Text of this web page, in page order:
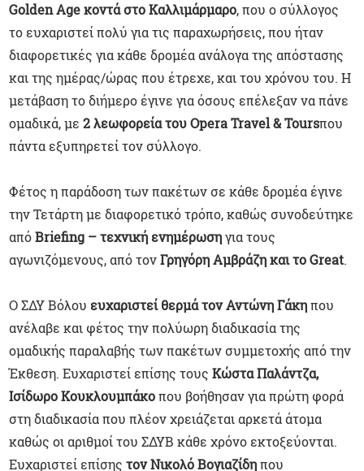
Golden Age κοντά στο Καλλιμάρμαρο, που ο σύλλογος
το ευχαριστεί πολύ για τις παραχωρήσεις, που ήταν
διαφορετικές για κάθε δρομέα ανάλογα της απόστασης
και της ημέρας/ώρας που έτρεχε, και του χρόνου του. Η
μετάβαση το διήμερο έγινε για όσους επέλεξαν να πάνε
ομαδικά, με 2 λεωφορεία του Opera Travel & Toursπου
πάντα εξυπηρετεί τον σύλλογο.
Φέτος η παράδοση των πακέτων σε κάθε δρομέα έγινε
την Τετάρτη με διαφορετικό τρόπο, καθώς συνοδεύτηκε
απόBriefing – τεχνική ενημέρωσηγια τους
αγωνιζόμενους, από τονΓρηγόρη Αμβράζη και το Great.
Ο ΣΔΥ Βόλουευχαριστεί θερμά τον Αντώνη Γάκηπου
ανέλαβε και φέτος την πολύωρη διαδικασία της
ομαδικής παραλαβής των πακέτων συμμετοχής από την
Έκθεση. Ευχαριστεί επίσης τουςΚώστα Παλάντζα,
Ισίδωρο Κουκλουμπάκοπου βοήθησαν για πρώτη φορά
στη διαδικασία που πλέον χρειάζεται αρκετά άτομα
καθώς οι αριθμοί του ΣΔΥΒ κάθε χρόνο εκτοξεύονται.
Ευχαριστεί επίσηςτον Νικολό Βογιαζίδηπου